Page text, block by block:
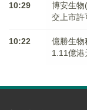
10:29
博安生物
交上市許
10:22
億勝生物
1.11億港